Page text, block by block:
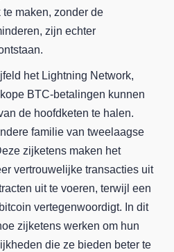
maken, zonder de
zijn echter
het Lightning Network,
BTC-betalingen kunnen
de hoofdketen te halen.
familie van tweelaagse
zijketens maken het
vertrouwelijke transacties uit
uit te voeren, terwijl een
vertegenwoordigt. In dit
zijketens werken om hun
die ze bieden beter te